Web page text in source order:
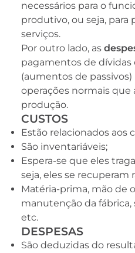
necessários para o
produtivo, ou seja, para
serviços.
Por outro lado, as
pagamentos de dívidas
(aumentos de
operações normais que
produção.
CUSTOS
Estão relacionados aos
São inventariáveis;
Espera-se que eles
seja, eles se recuperam
Matéria-prima, mão de
manutenção da
etc.
DESPESAS
São deduzidas do